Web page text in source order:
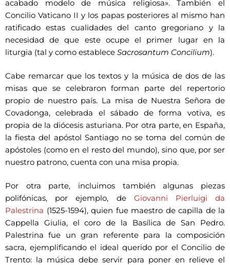
acabado modelo de música religiosa». También el
Concilio Vaticano II y los papas posteriores al mismo han
ratificado estas cualidades del canto gregoriano y la
necesidad de que este ocupe el primer lugar en la
liturgia (tal y como establece Sacrosantum Concilium).
Cabe remarcar que los textos y la música de dos de las
misas que se celebraron forman parte del repertorio
propio de nuestro país. La misa de Nuestra Señora de
Covadonga, celebrada el sábado de forma votiva, es
propia de la diócesis asturiana. Por otra parte, en España,
la fiesta del apóstol Santiago no se toma del común de
apóstoles (como en el resto del mundo), sino que, por ser
nuestro patrono, cuenta con una misa propia.
Por otra parte, incluimos también algunas piezas
polifónicas, por ejemplo, de Giovanni Pierluigi da
Palestrina (1525-1594), quien fue maestro de capilla de la
Cappella Giulia, el coro de la Basílica de San Pedro.
Palestrina fue un gran referente para la composición
sacra, ejemplificando el ideal querido por el Concilio de
Trento: la música debe servir para poner en relieve el